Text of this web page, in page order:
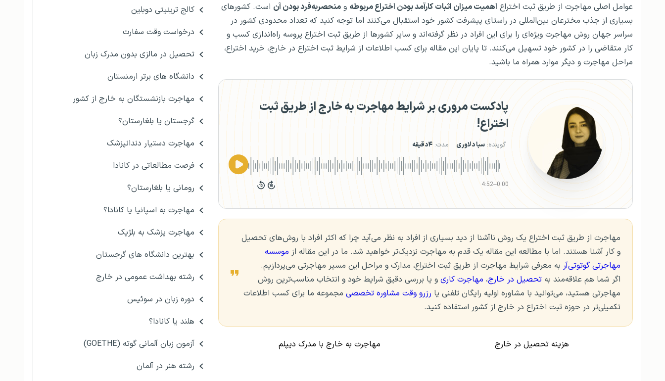
عوامل اصلی مهاجرت از طریق ثبت اختراع اهمیت میزان اثبات کارآمد بودن اختراع مربوطه و منحصربه‌فرد بودن آن است. کشورهای
بسیاری از جذب مخترعان بین‌المللی در راستای پیشرفت کشور خود استقبال می‌کنند اما توجه کنید که تعداد محدودی کشور در
سراسر جهان روش مهاجرت ویژه‌ای را برای این افراد در نظر گرفته‌اند و سایر کشورها از طریق ثبت اختراع پروسه راه‌اندازی کسب و
کار متقاضی را در کشور خود تسهیل می‌کنند. تا پایان این مقاله برای کسب اطلاعات از شرایط ثبت اختراع در خارج، خرید اختراع،
مراحل مهاجرت و دیگر موارد همراه ما باشید.
پادکست مروری بر شرایط مهاجرت به خارج از طریق ثبت
اختراع!
گوینده: سبا دلاوری مدت: ۴دقیقه
0:00
–
4:52
مهاجرت از طریق ثبت اختراع یک روش ناآشنا از دید بسیاری از افراد به نظر می‌آید چرا که اکثر افراد با روش‌های تحصیل
و کار آشنا هستند. اما با مطالعه این مقاله یک قدم به مهاجرت نزدیک‌تر خواهید شد. ما در این مقاله از موسسه
مهاجرتی گوتوتی‌آر به معرفی شرایط مهاجرت از طریق ثبت اختراع، مدارک و مراحل این مسیر مهاجرتی می‌پردازیم.
اگر شما هم علاقه‌مند به تحصیل در خارج، مهاجرت کاری و یا بررسی دقیق شرایط خود و انتخاب مناسب‌ترین روش
مهاجرتی هستید، می‌توانید با مشاوره اولیه رایگان تلفنی یا رزرو وقت مشاوره تخصصی مجموعه ما برای کسب اطلاعات
تکمیلی‌تر در حوزه ثبت اختراع در خارج از کشور استفاده کنید.
هزینه تحصیل در خارج مهاجرت به خارج با مدرک دیپلم
کالج ترینیتی دوبلین
درخواست وقت سفارت
تحصیل در مالزی بدون مدرک زبان
دانشگاه های برتر ارمنستان
مهاجرت بازنشستگان به خارج از کشور
گرجستان یا بلغارستان؟
مهاجرت دستیار دندانپزشک
فرصت مطالعاتی در کانادا
رومانی یا بلغارستان؟
مهاجرت به اسپانیا یا کانادا؟
مهاجرت پزشک به بلژیک
بهترین دانشگاه های گرجستان
رشته بهداشت عمومی در خارج
دوره زبان در سوئیس
هلند یا کانادا؟
آزمون زبان آلمانی گوته (GOETHE)
رشته هنر در آلمان